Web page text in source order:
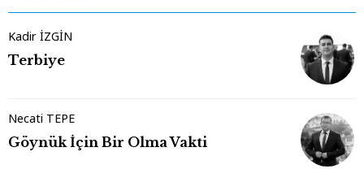
Kadir İZGİN
Terbiye
Necati TEPE
Göynük İçin Bir Olma Vakti